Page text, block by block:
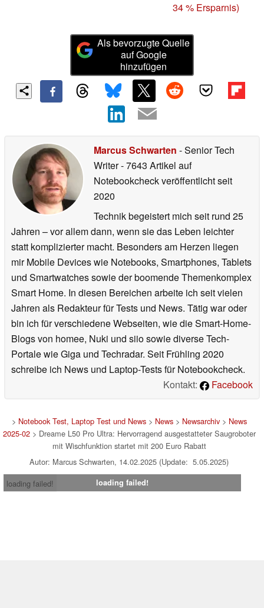
34 % Ersparnis)
Als bevorzugte Quelle
auf Google
hinzufügen
Marcus Schwarten - Senior Tech
Writer- 7643 Artikel auf
Notebookcheck veröffentlichtseit
2020
Technik begeistert mich seit rund 25
Jahren – vor allem dann, wenn sie das Leben leichter
statt komplizierter macht. Besonders am Herzen liegen
mir Mobile Devices wie Notebooks, Smartphones, Tablets
und Smartwatches sowie der boomende Themenkomplex
Smart Home. In diesen Bereichen arbeite ich seit vielen
Jahren als Redakteur für Tests und News. Tätig war oder
bin ich für verschiedene Webseiten, wie die Smart-Home-
Blogs von homee, Nuki und siio sowie diverse Tech-
Portale wie Giga und Techradar. Seit Frühling 2020
schreibe ich News und Laptop-Tests für Notebookcheck.
Kontakt:
Facebook
> Notebook Test, Laptop Test und News> News> Newsarchiv> News
2025-02> Dreame L50 Pro Ultra: Hervorragend ausgestatteter Saugroboter
mit Wischfunktion startet mit 200 Euro Rabatt
Autor: Marcus Schwarten, 14.02.2025 (Update: 5.05.2025)
loading failed!
loading failed!